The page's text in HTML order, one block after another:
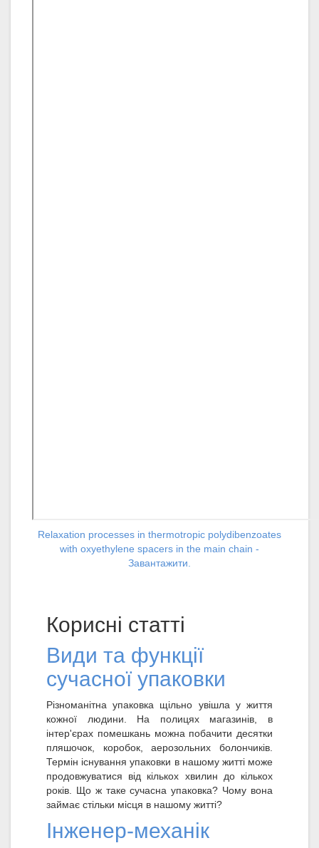
Relaxation processes in thermotropic polydibenzoates
with oxyethylene spacers in the main chain -
Завантажити.
Корисні статті
Види та функції
сучасної упаковки
Різноманітна упаковка щільно увішла у життя
кожної людини. На полицях магазинів, в
інтер'єрах помешкань можна побачити десятки
пляшочок, коробок, аерозольних болончиків.
Термін існування упаковки в нашому житті може
продовжуватися від кількох хвилин до кількох
років. Що ж таке сучасна упаковка? Чому вона
займає стільки місця в нашому житті?
Інженер-механік